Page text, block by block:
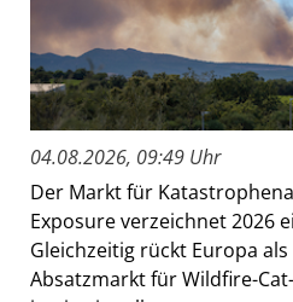
04.08.2026, 09:49 Uhr
Der Markt für
Exposure verzeichnet 2026
Gleichzeitig rückt Europa
Absatzmarkt für Wildfire-